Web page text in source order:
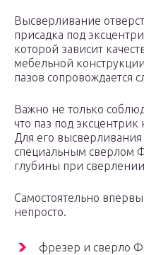
Высверливание
присадка под
которой зависит
мебельной
пазов сопровождается
Важно не только
что паз под
Для его
специальным сверлом
глубины при сверлении
Самостоятельно
непросто.
фрезер и сверло